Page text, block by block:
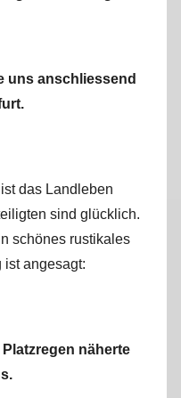
uns anschliessend
das Landleben
sind glücklich.
schönes rustikales
ist angesagt:
näherte